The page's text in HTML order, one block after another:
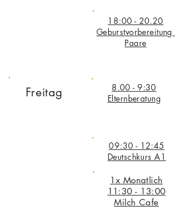
18:00 - 20.20
Geburstvorbereitung
Paare
Freitag
8.00 - 9:30
Elternberatung
09:30 - 12:45
Deutschkurs A1
1x Monatlich
11:30 - 13:00
Milch Cafe